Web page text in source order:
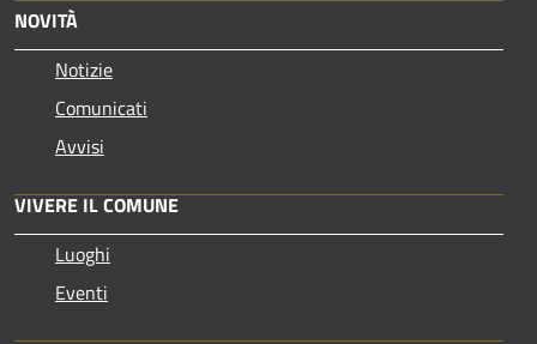
NOVITÀ
Notizie
Comunicati
Avvisi
VIVERE IL COMUNE
Luoghi
Eventi